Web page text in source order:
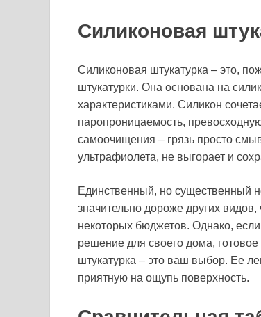
Силиконовая
Силиконовая штукатурка – это,
штукатурки. Она основана на
характеристиками. Силикон
паропроницаемость,
самоочищения – грязь просто
ультрафиолета, не выгорает и
Единственный, но существенный
значительно дороже других
некоторых бюджетов. Однако,
решение для своего дома, готовое
штукатурка – это ваш выбор. Ее
приятную на ощупь поверхность.